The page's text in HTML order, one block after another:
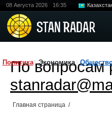
08 Августа 2026 16:35
Политика Экономика
По вопросам
Главная страница /